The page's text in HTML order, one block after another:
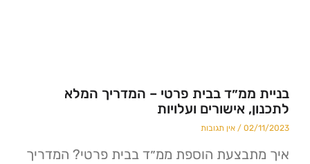
ממ״ד בבית פרטי – המדריך המלא
אישורים ועלויות
אין תגובות
הוספת ממ״ד בבית פרטי? המדריך